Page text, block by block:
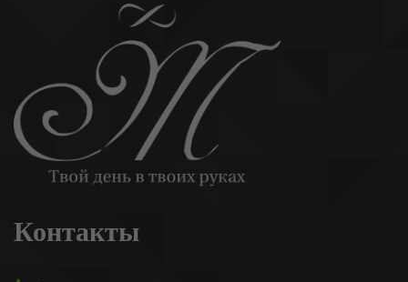
Контакты